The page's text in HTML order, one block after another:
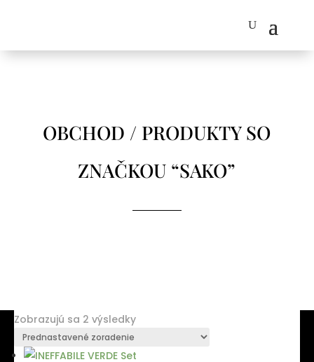
OBCHOD / PRODUKTY SO
ZNAČKOU “SAKO”
Zobrazujú sa 2 výsledky